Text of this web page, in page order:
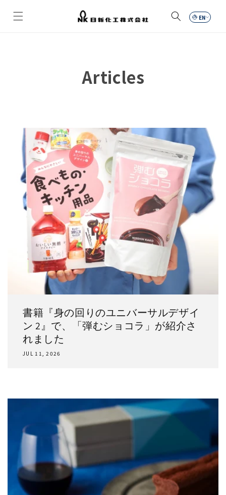
content
Cart
Articles
書籍『身の回りのユニバーサルデザイ
ン 2』で、「弾むショコラ」が紹介さ
れました
JUL 11, 2026